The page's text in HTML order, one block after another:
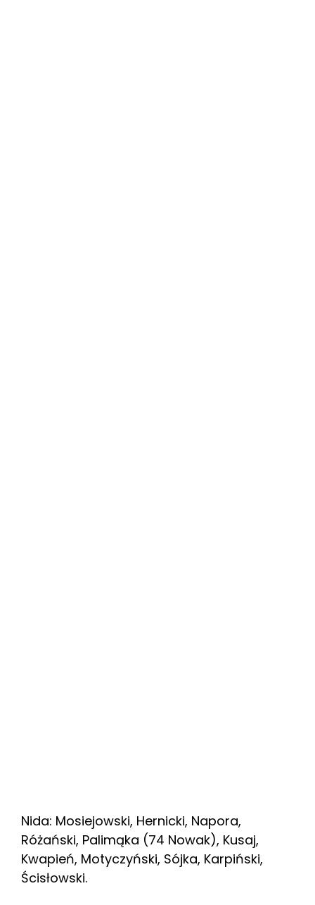
Nida: Mosiejowski, Hernicki, Napora,
Różański, Palimąka (74 Nowak), Kusaj,
Kwapień, Motyczyński, Sójka, Karpiński,
Ścisłowski.